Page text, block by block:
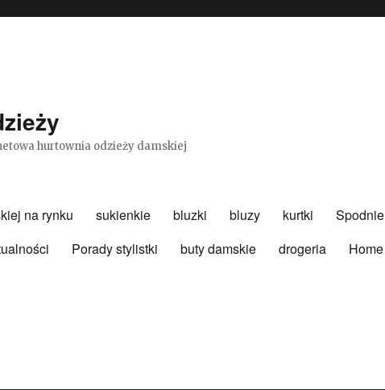
hurtownia odzieży damskiej
na rynku sukienkie bluzki bluzy kurtki Spodnie
Porady stylistki buty damskie drogeria Home